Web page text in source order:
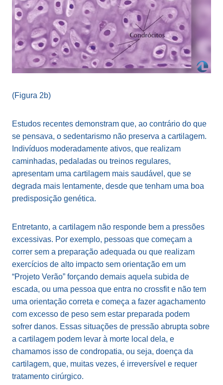
(Figura 2b)
Estudos recentes demonstram que, ao contrário do que
se pensava, o sedentarismo não preserva a cartilagem.
Indivíduos moderadamente ativos, que realizam
caminhadas, pedaladas ou treinos regulares,
apresentam uma cartilagem mais saudável, que se
degrada mais lentamente, desde que tenham uma boa
predisposição genética.
Entretanto, a cartilagem não responde bem a pressões
excessivas. Por exemplo, pessoas que começam a
correr sem a preparação adequada ou que realizam
exercícios de alto impacto sem orientação em um
“Projeto Verão” forçando demais aquela subida de
escada, ou uma pessoa que entra no crossfit e não tem
uma orientação correta e começa a fazer agachamento
com excesso de peso sem estar preparada podem
sofrer danos. Essas situações de pressão abrupta sobre
a cartilagem podem levar à morte local dela, e
chamamos isso de condropatia, ou seja, doença da
cartilagem, que, muitas vezes, é irreversível e requer
tratamento cirúrgico.